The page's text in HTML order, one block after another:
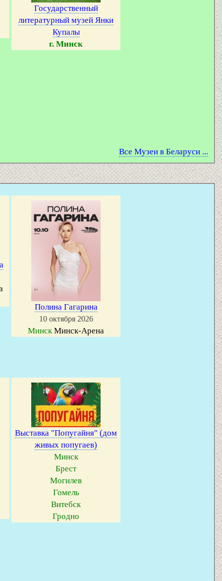
Государственный
литературный музей Янки
Купалы
г. Минск
Все Музеи в Беларуси ...
Полина Гагарина
10 октября 2026
МинскМинск-Арена
Выставка "Попугайня" (дом
живых попугаев)
Минск
Брест
Могилев
Гомель
Витебск
Гродно